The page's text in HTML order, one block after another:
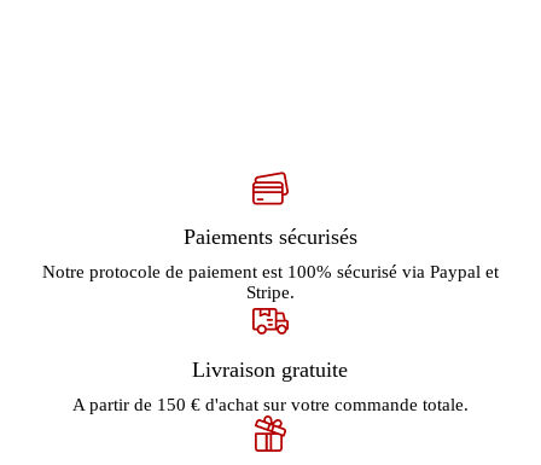
Paiements sécurisés
Notre protocole de paiement est 100% sécurisé via Paypal et
Stripe.
Livraison gratuite
A partir de 150 € d'achat sur votre commande totale.